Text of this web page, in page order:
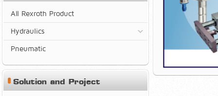
All Rexroth Product
Hydraulics
Pneumatic
Solution and Project